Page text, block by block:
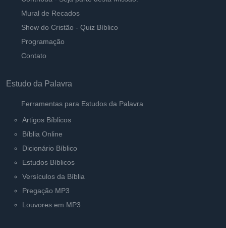
Mural de Recados
Show do Cristão - Quiz Bíblico
Programação
Contato
Estudo da Palavra
Ferramentas para Estudos da Palavra
Artigos Bíblicos
Bíblia Online
Dicionário Bíblico
Estudos Bíblicos
Versículos da Bíblia
Pregação MP3
Louvores em MP3